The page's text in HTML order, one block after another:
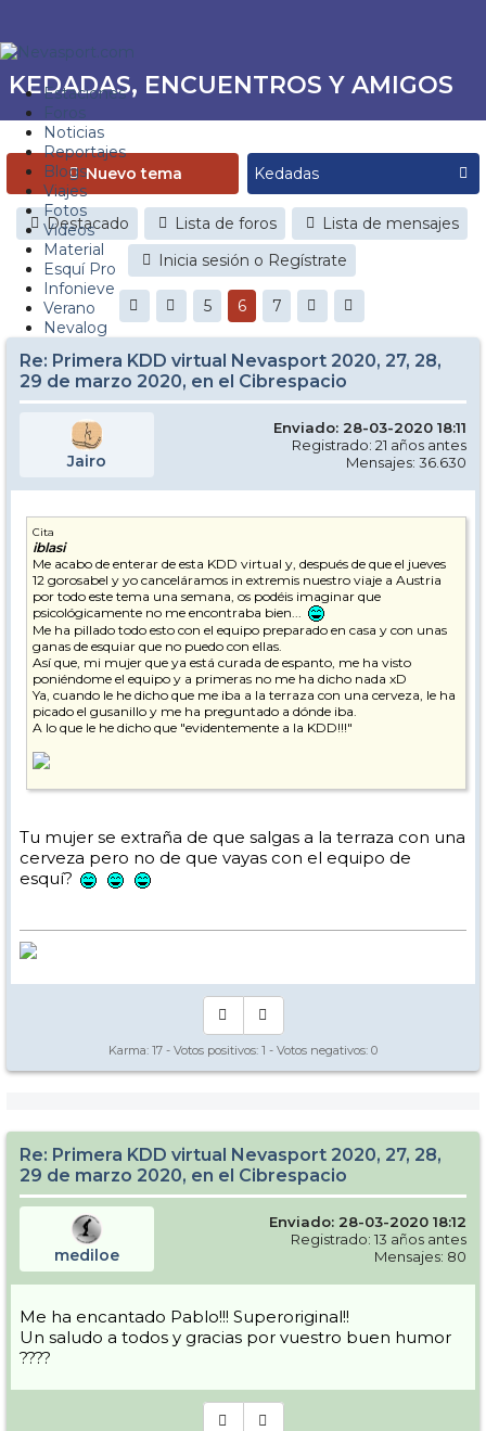
Estaciones
Foros
Noticias
Reportajes
Blogs
Viajes
Fotos
Videos
Material
Esquí Pro
Infonieve
Verano
Nevalog
KEDADAS, ENCUENTROS Y AMIGOS
Nuevo tema
Destacado Lista de foros
Lista de mensajes
Inicia sesión o Regístrate
5 6 7
Re: Primera KDD virtual Nevasport 2020, 27, 28,
29 de marzo 2020, en el Cibrespacio
Jairo
Enviado: 28-03-2020 18:11
Registrado: 21 años antes
Mensajes: 36.630
Cita
iblasi
Me acabo de enterar de esta KDD virtual y, después de que el jueves
12 gorosabel y yo canceláramos in extremis nuestro viaje a Austria
por todo este tema una semana, os podéis imaginar que
psicológicamente no me encontraba bien...
Me ha pillado todo esto con el equipo preparado en casa y con unas
ganas de esquiar que no puedo con ellas.
Así que, mi mujer que ya está curada de espanto, me ha visto
poniéndome el equipo y a primeras no me ha dicho nada xD
Ya, cuando le he dicho que me iba a la terraza con una cerveza, le ha
picado el gusanillo y me ha preguntado a dónde iba.
A lo que le he dicho que "evidentemente a la KDD!!!"
Tu mujer se extraña de que salgas a la terraza con una
cerveza pero no de que vayas con el equipo de
esquí?
Karma: 17 - Votos positivos: 1 - Votos negativos: 0
Re: Primera KDD virtual Nevasport 2020, 27, 28,
29 de marzo 2020, en el Cibrespacio
mediloe
Enviado: 28-03-2020 18:12
Registrado: 13 años antes
Mensajes: 80
Me ha encantado Pablo!!! Superoriginal!!
Un saludo a todos y gracias por vuestro buen humor
????